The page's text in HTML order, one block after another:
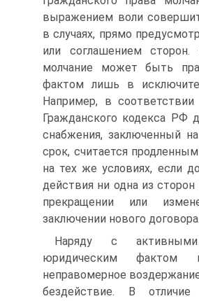
выражением воли
в случаях, прямо
или соглашени­ем сторон.
молчание может быть
фактом лишь в
Например, в
Гражданского кодекса РФ
снабжения, заключенный
срок, считается
на тех же условиях, если
действия ни одна из сторон
прекращении или
заключении нового договора.
Наряду с
юридическим фактом
неправомерное
бездейст­вие. В